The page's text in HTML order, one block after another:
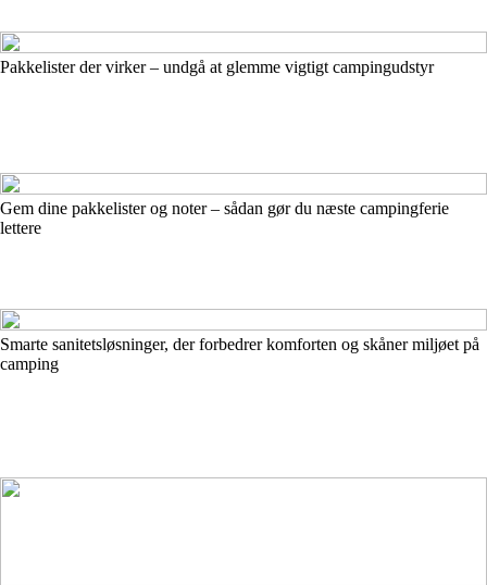
Pakkelister der virker – undgå at glemme vigtigt campingudstyr
Gem dine pakkelister og noter – sådan gør du næste campingferie
lettere
Smarte sanitetsløsninger, der forbedrer komforten og skåner miljøet på
camping